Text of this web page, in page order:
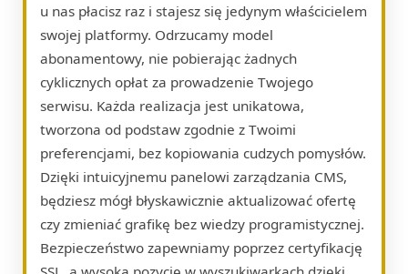
u nas płacisz raz i stajesz się jedynym właścicielem
swojej platformy. Odrzucamy model
abonamentowy, nie pobierając żadnych
cyklicznych opłat za prowadzenie Twojego
serwisu. Każda realizacja jest unikatowa,
tworzona od podstaw zgodnie z Twoimi
preferencjami, bez kopiowania cudzych pomysłów.
Dzięki intuicyjnemu panelowi zarządzania CMS,
będziesz mógł błyskawicznie aktualizować ofertę
czy zmieniać grafikę bez wiedzy programistycznej.
Bezpieczeństwo zapewniamy poprzez certyfikację